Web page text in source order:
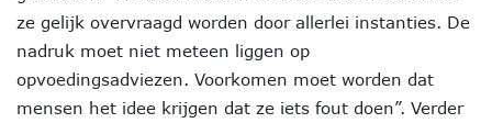
ze gelijk overvraagd worden door allerlei instanties. De
nadruk moet niet meteen liggen op
opvoedingsadviezen. Voorkomen moet worden dat
mensen het idee krijgen dat ze iets fout doen”. Verder